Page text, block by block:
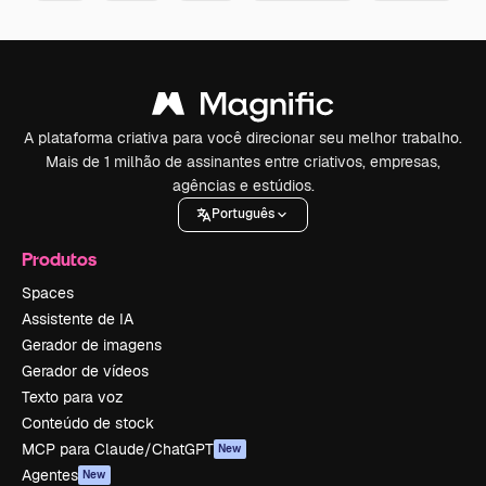
A plataforma criativa para você direcionar seu melhor trabalho.
Mais de 1 milhão de assinantes entre criativos, empresas,
agências e estúdios.
Português
Produtos
Spaces
Assistente de IA
Gerador de imagens
Gerador de vídeos
Texto para voz
Conteúdo de stock
MCP para Claude/ChatGPT New
Agentes New